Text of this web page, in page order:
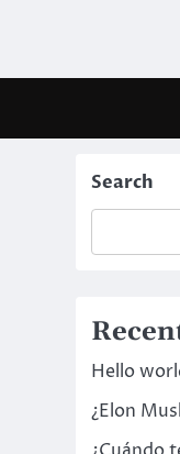
Search
Hello
¿Elon